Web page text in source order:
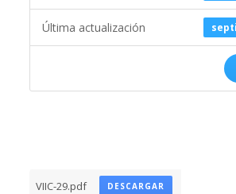
Última actualización
VIIC-29.pdf DESCARGAR